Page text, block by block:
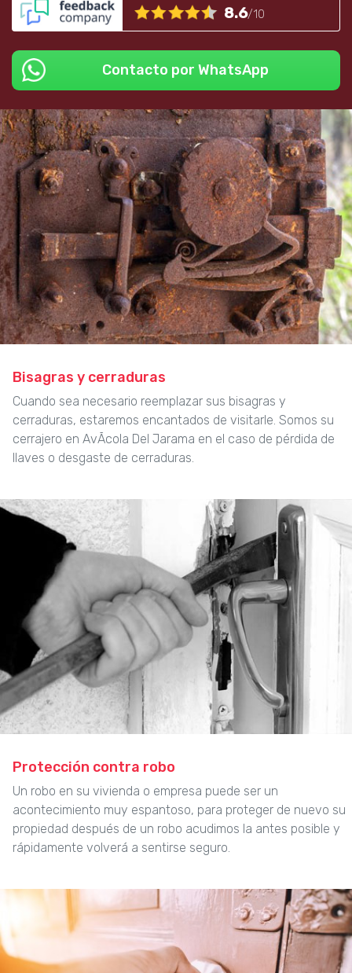
8.6/10
Contacto por WhatsApp
Bisagras y cerraduras
Cuando sea necesario reemplazar sus bisagras y
cerraduras, estaremos encantados de visitarle. Somos su
cerrajero en AvÃcola Del Jarama en el caso de pérdida de
llaves o desgaste de cerraduras.
Protección contra robo
Un robo en su vivienda o empresa puede ser un
acontecimiento muy espantoso, para proteger de nuevo su
propiedad después de un robo acudimos la antes posible y
rápidamente volverá a sentirse seguro.